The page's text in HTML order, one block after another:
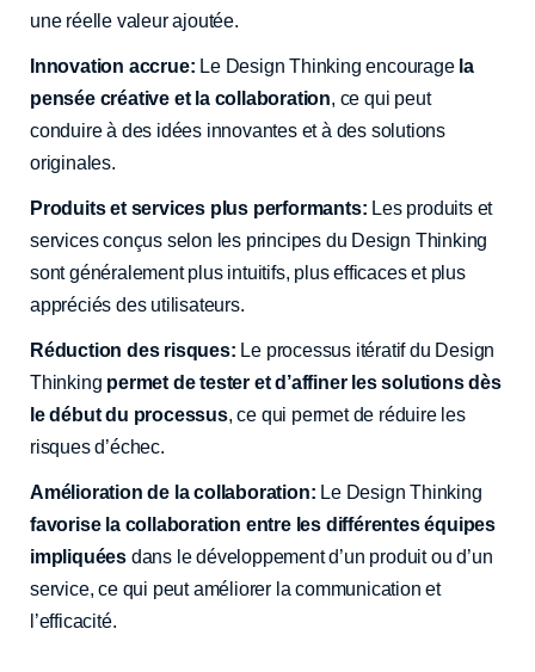
une réelle valeur ajoutée.
Innovation accrue: Le Design Thinking encouragela
pensée créative et la collaboration, ce qui peut
conduire à des idées innovantes et à des solutions
originales.
Produits et services plus performants: Les produits et
services conçus selon les principes du Design Thinking
sont généralement plus intuitifs, plus efficaces et plus
appréciés des utilisateurs.
Réduction des risques: Le processus itératif du Design
Thinking permet de tester et d’affiner les solutions dès
le début du processus, ce qui permet de réduire les
risques d’échec.
Amélioration de la collaboration: Le Design Thinking
favorise la collaboration entre les différentes équipes
impliquées dans le développement d’un produit ou d’un
service, ce qui peut améliorer la communication et
l’efficacité.